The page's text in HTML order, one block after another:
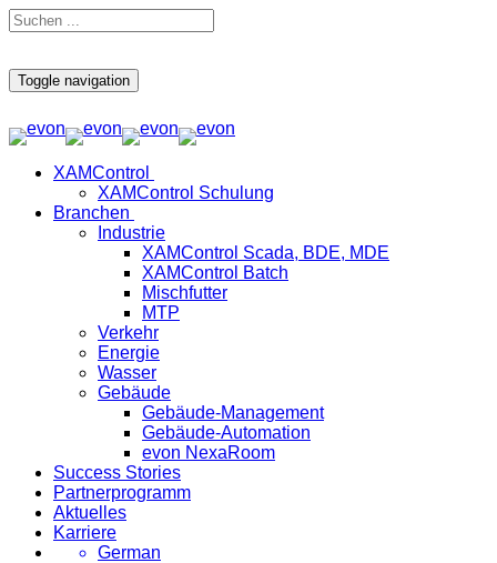
Toggle navigation
XAMControl
XAMControl Schulung
Branchen
Industrie
XAMControl Scada, BDE, MDE
XAMControl Batch
Mischfutter
MTP
Verkehr
Energie
Wasser
Gebäude
Gebäude-Management
Gebäude-Automation
evon NexaRoom
Success Stories
Partnerprogramm
Aktuelles
Karriere
German